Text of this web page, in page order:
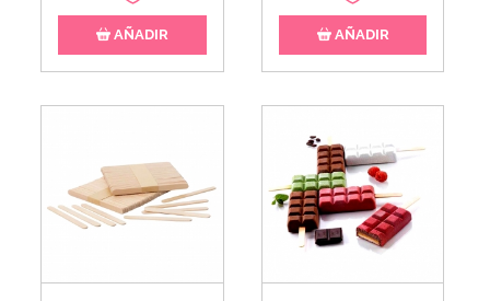
AÑADIR AÑADIR